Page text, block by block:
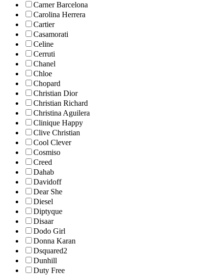
Carner Barcelona
Carolina Herrera
Cartier
Casamorati
Celine
Cerruti
Chanel
Chloe
Chopard
Christian Dior
Christian Richard
Christina Aguilera
Clinique Happy
Clive Christian
Cool Clever
Cosmiso
Creed
Dahab
Davidoff
Dear She
Diesel
Diptyque
Disaar
Dodo Girl
Donna Karan
Dsquared2
Dunhill
Duty Free